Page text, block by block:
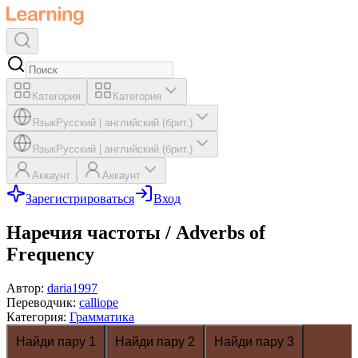
Категория Категория
ЯзыкРусский английский (брит.)
ЯзыкРусский английский (брит.)
Аккаунт Аккаунт
Зарегистрироваться Вход
Наречия частоты / Adverbs of
Frequency
Автор: daria1997
Переводчик: calliope
Категория: Грамматика
Найди пару 1
Найди пару 2 Найди пару 3